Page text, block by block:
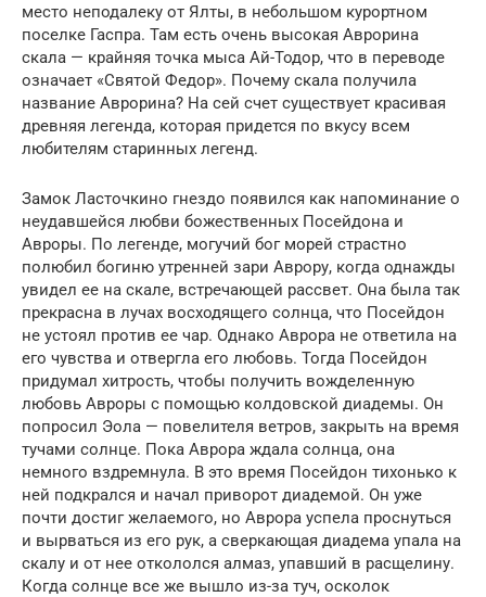
место неподалеку от Ялты, в небольшом курортном
поселке Гаспра. Там есть очень высокая Аврорина
скала — крайняя точка мыса Ай-Тодор, что в переводе
означает «Святой Федор». Почему скала получила
название Аврорина? На сей счет существует красивая
древняя легенда, которая придется по вкусу всем
любителям старинных легенд.
Замок Ласточкино гнездо появился как напоминание о
неудавшейся любви божественных Посейдона и
Авроры. По легенде, могучий бог морей страстно
полюбил богиню утренней зари Аврору, когда однажды
увидел ее на скале, встречающей рассвет. Она была так
прекрасна в лучах восходящего солнца, что Посейдон
не устоял против ее чар. Однако Аврора не ответила на
его чувства и отвергла его любовь. Тогда Посейдон
придумал хитрость, чтобы получить вожделенную
любовь Авроры с помощью колдовской диадемы. Он
попросил Эола — повелителя ветров, закрыть на время
тучами солнце. Пока Аврора ждала солнца, она
немного вздремнула. В это время Посейдон тихонько к
ней подкрался и начал приворот диадемой. Он уже
почти достиг желаемого, но Аврора успела проснуться
и вырваться из его рук, а сверкающая диадема упала на
скалу и от нее откололся алмаз, упавший в расщелину.
Когда солнце все же вышло из-за туч, осколок